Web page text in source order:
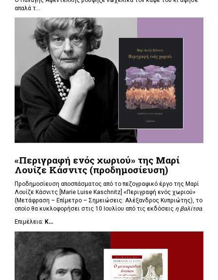
απαλά τ...
«Περιγραφή ενός χωριού» της Μαρί
Λουίζε Κάσνιτς (προδημοσίευση)
Προδημοσίευση αποσπάσματος από το πεζογραφικό έργο της Μαρί
Λουίζε Κάσνιτς [Marie Luise Kaschnitz] «Περιγραφή ενός χωριού»
(Μετάφραση – Επίμετρο – Σημειώσεις: Αλέξανδρος Κυπριώτης), το
οποίο θα κυκλοφορήσει στις 10 Ιουλίου από τις εκδόσεις η βαλίτσα.
Επιμέλεια: Κ...